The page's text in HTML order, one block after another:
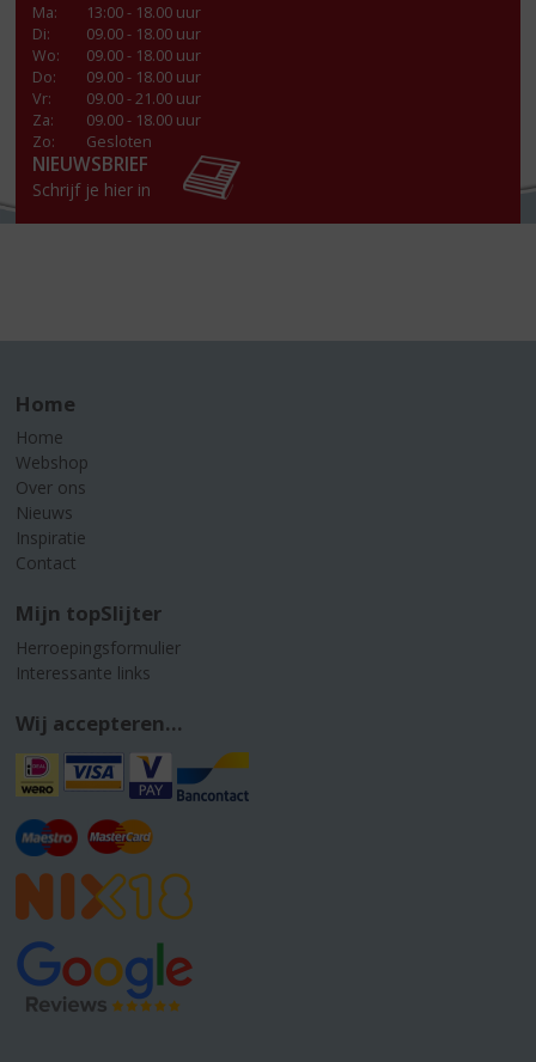
Ma:
13:00 - 18.00 uur
Di:
09.00 - 18.00 uur
Wo:
09.00 - 18.00 uur
Do:
09.00 - 18.00 uur
Vr:
09.00 - 21.00 uur
Za:
09.00 - 18.00 uur
Zo:
Gesloten
NIEUWSBRIEF
Schrijf je hier in
Home
Home
Webshop
Over ons
Nieuws
Inspiratie
Contact
Mijn topSlijter
Herroepingsformulier
Interessante links
Wij accepteren...